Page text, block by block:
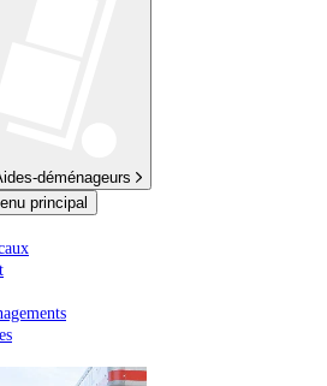
déménageurs
principal